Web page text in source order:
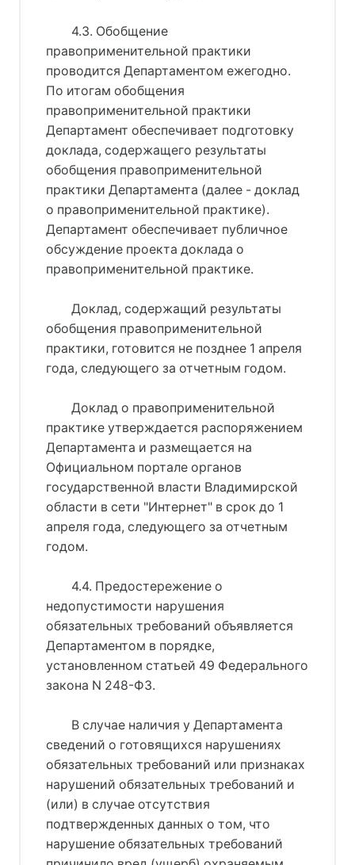
4.3. Обобщение
правоприменительной практики
проводится Департаментом ежегодно.
По итогам обобщения
правоприменительной практики
Департамент обеспечивает подготовку
доклада, содержащего результаты
обобщения правоприменительной
практики Департамента (далее - доклад
о правоприменительной практике).
Департамент обеспечивает публичное
обсуждение проекта доклада о
правоприменительной практике.
Доклад, содержащий результаты
обобщения правоприменительной
практики, готовится не позднее 1 апреля
года, следующего за отчетным годом.
Доклад о правоприменительной
практике утверждается распоряжением
Департамента и размещается на
Официальном портале органов
государственной власти Владимирской
области в сети "Интернет" в срок до 1
апреля года, следующего за отчетным
годом.
4.4. Предостережение о
недопустимости нарушения
обязательных требований объявляется
Департаментом в порядке,
установленном статьей 49 Федерального
закона N 248-ФЗ.
В случае наличия у Департамента
сведений о готовящихся нарушениях
обязательных требований или признаках
нарушений обязательных требований и
(или) в случае отсутствия
подтвержденных данных о том, что
нарушение обязательных требований